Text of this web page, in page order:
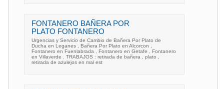
FONTANERO BAÑERA POR
PLATO FONTANERO
Urgencias y Servicio de Cambio de Bañera Por Plato de
Ducha en Leganes , Bañera Por Plato en Alcorcon ,
Fontanero en Fuenlabrada , Fontanero en Getafe , Fontanero
en Villaverde . TRABAJOS : retirada de bañera , plato ,
retirada de azulejos en mal est